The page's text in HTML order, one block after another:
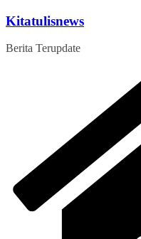
Skip
content
Kitatulisnews
Berita Terupdate